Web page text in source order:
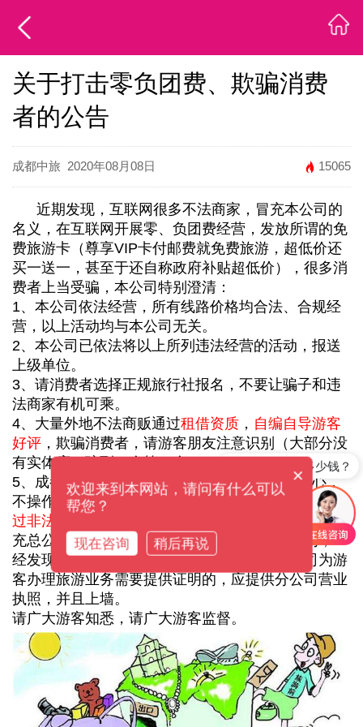
关于打击零负团费、欺骗消费
者的公告
成都中旅 2020年08月08日 15065
近期发现，互联网很多不法商家，冒充本公司的
名义，在互联网开展零、负团费经营，发放所谓的免
费旅游卡（尊享VIP卡付邮费就免费旅游，超低价还
买一送一，甚至于还自称政府补贴超低价），很多消
费者上当受骗，本公司特别澄清：
1、本公司依法经营，所有线路价格均合法、合规经
营，以上活动均与本公司无关。
2、本公司已依法将以上所列违法经营的活动，报送
上级单位。
3、请消费者选择正规旅行社报名，不要让骗子和违
法商家有机可乘。
4、大量外地不法商贩通过租借资质 ， 自编自导游客
好评 ，欺骗消费者，请游客朋友注意识别（大部分没
有实体店，骗到一个算一个）。
5、成都中国旅行社有限公司总公司作为管理中心，
不操作省内旅游业务，近期发现部分省外不法分子通
过非法渠道获得总公司营业执照照片
，发送给游客冒
充总公司欺骗游客办理旅游业务，属于欺诈行为，一
经发现，立即报警（已与总公司核实），分公司为游
客办理旅游业务需要提供证明的，应提供分公司营业
执照，并且上墙。
请广大游客知悉，请广大游客监督。
九寨沟旅游多少钱？
×
欢迎来到本网站，请问有什么可以
帮您？
现在咨询 稍后再说